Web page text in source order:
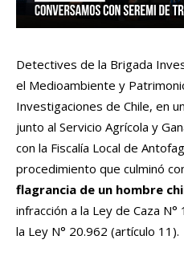
Detectives de la Brigada
el Medioambiente y
Investigaciones de Chile, en
junto al Servicio Agrícola y
con la Fiscalía Local de
procedimiento que culminó
flagrancia de un hombre
infracción a la Ley de Caza
la Ley N° 20.962 (artículo 11).